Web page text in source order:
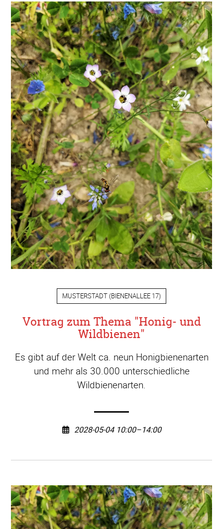
MUSTERSTADT (BIENENALLEE 17)
Vortrag zum Thema "Honig- und
Wildbienen"
Es gibt auf der Welt ca. neun Honigbienenarten
und mehr als 30.000 unterschiedliche
Wildbienenarten.
2028-05-04 10:00–14:00